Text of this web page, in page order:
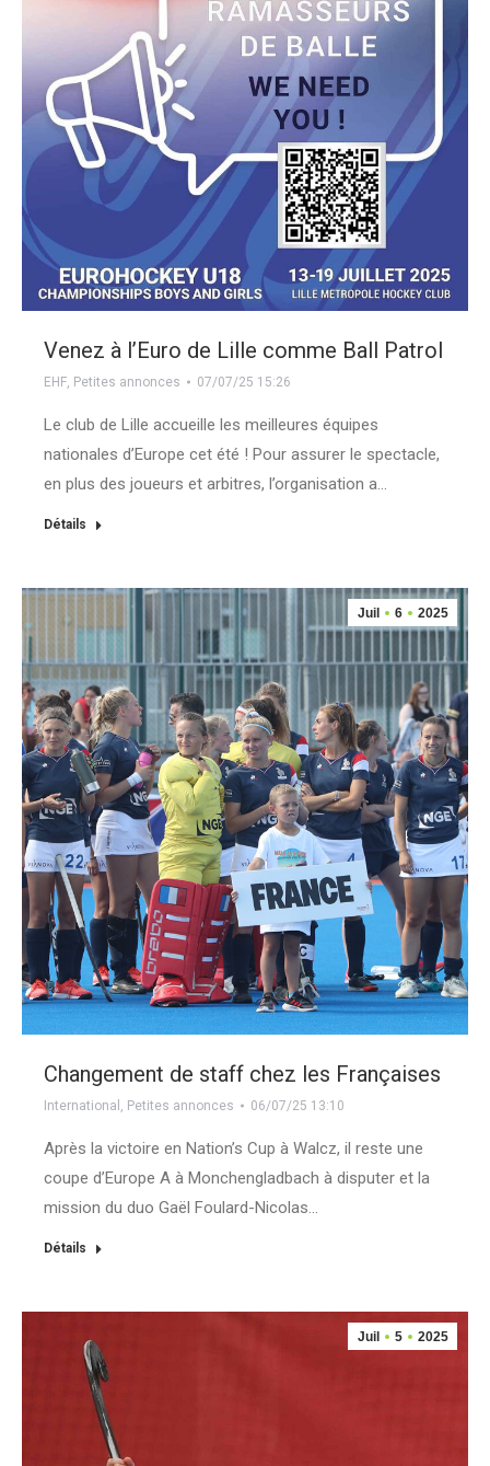
Venez à l’Euro de Lille comme Ball Patrol
EHF, Petites annonces 07/07/25 15:26
Le club de Lille accueille les meilleures équipes
nationales d’Europe cet été ! Pour assurer le spectacle,
en plus des joueurs et arbitres, l’organisation a…
Détails
Juil 6 2025
Changement de staff chez les Françaises
International , Petites annonces 06/07/25 13:10
Après la victoire en Nation’s Cup à Walcz, il reste une
coupe d’Europe A à Monchengladbach à disputer et la
mission du duo Gaël Foulard-Nicolas…
Détails
Juil 5 2025